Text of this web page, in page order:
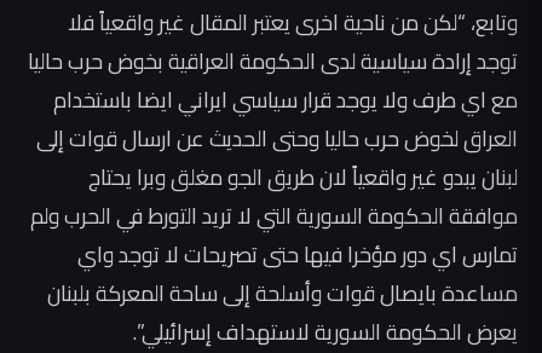
وتابع، “لكن من ناحية اخرى يعتبر المقال غير واقعياً فلا
توجد إرادة سياسية لدى الحكومة العراقية بخوض حرب حاليا
مع اي طرف ولا يوجد قرار سياسي ايراني ايضا باستخدام
العراق لخوض حرب حاليا وحتى الحديث عن ارسال قوات إلى
لبنان يبدو غير واقعياً لان طريق الجو مغلق وبرا يحتاج
موافقة الحكومة السورية التي لا تريد التورط في الحرب ولم
تمارس اي دور مؤخرا فيها حتى تصريحات لا توجد واي
مساعدة بايصال قوات وأسلحة إلى ساحة المعركة بلبنان
يعرض الحكومة السورية لاستهداف إسرائيلي”.